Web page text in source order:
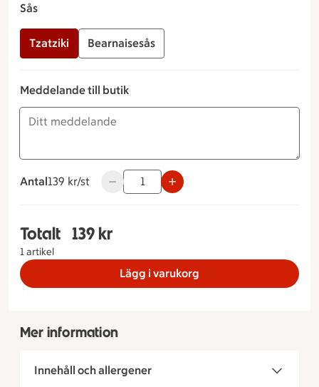
Sås
Tzatziki Bearnaisesås
Meddelande till butik
Antal
139 kronor styck
139 kr/st Använd knapparna för att minska eller
Totalt
1 artikel
Totalt 1 stycken Bufféfat 2 Protein
139 kr
Lägg i varukorg
Mer information
Innehåll och allergener